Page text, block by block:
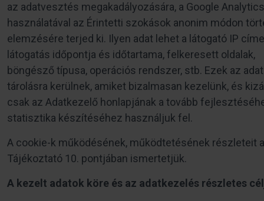
az adatvesztés megakadályozására, a Google Analytics
használatával az Érintetti szokások anonim módon
elemzésére terjed ki. Ilyen adat lehet a látogató IP
látogatás időpontja és időtartama, felkeresett oldalak,
böngésző típusa, operációs rendszer, stb. Ezek az
tárolásra kerülnek, amiket bizalmasan kezelünk, és
csak az Adatkezelő honlapjának a tovább
statisztika készítéséhez használjuk fel.
A cookie-k működésének, működtetésének részleteit a
Tájékoztató 10. pontjában ismertetjük.
A kezelt adatok köre és az adatkezelés részletes